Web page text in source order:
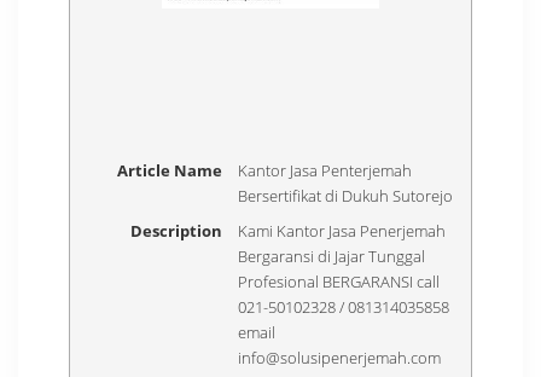
Article Name
Kantor Jasa Penterjemah
Bersertifikat di Dukuh Sutorejo
Description
Kami Kantor Jasa Penerjemah
Bergaransi di Jajar Tunggal
Profesional BERGARANSI call
021-50102328 / 081314035858
email
info@solusipenerjemah.com